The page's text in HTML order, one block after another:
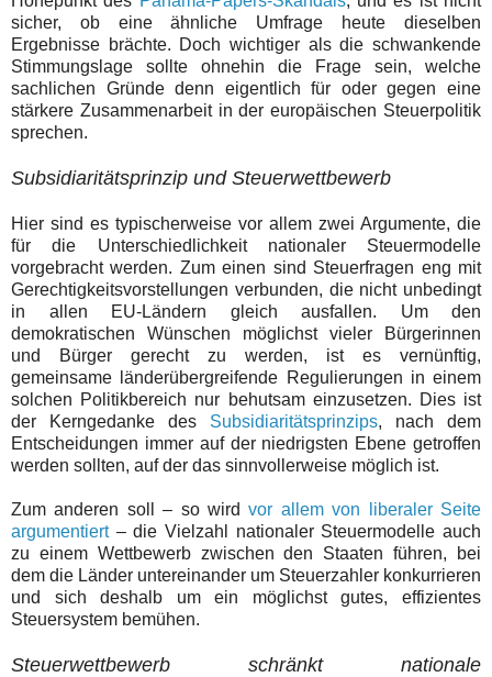
sicher, ob eine ähnliche Umfrage heute dieselben
Ergebnisse brächte. Doch wichtiger als die schwankende
Stimmungslage sollte ohnehin die Frage sein, welche
sachlichen Gründe denn eigentlich für oder gegen eine
stärkere Zusammenarbeit in der europäischen Steuerpolitik
sprechen.
Subsidiaritätsprinzip und Steuerwettbewerb
Hier sind es typischerweise vor allem zwei Argumente, die
für die Unterschiedlichkeit nationaler Steuermodelle
vorgebracht werden. Zum einen sind Steuerfragen eng mit
Gerechtigkeitsvorstellungen verbunden, die nicht unbedingt
in allen EU-Ländern gleich ausfallen. Um den
demokratischen Wünschen möglichst vieler Bürgerinnen
und Bürger gerecht zu werden, ist es vernünftig,
gemeinsame länderübergreifende Regulierungen in einem
solchen Politikbereich nur behutsam einzusetzen. Dies ist
der Kerngedanke des Subsidiaritätsprinzips, nach dem
Entscheidungen immer auf der niedrigsten Ebene getroffen
werden sollten, auf der das sinnvollerweise möglich ist.
Zum anderen soll – so wirdvor allem von liberaler Seite
argumentiert– die Vielzahl nationaler Steuermodelle auch
zu einem Wettbewerb zwischen den Staaten führen, bei
dem die Länder untereinander um Steuerzahler konkurrieren
und sich deshalb um ein möglichst gutes, effizientes
Steuersystem bemühen.
Steuerwettbewerb schränkt nationale